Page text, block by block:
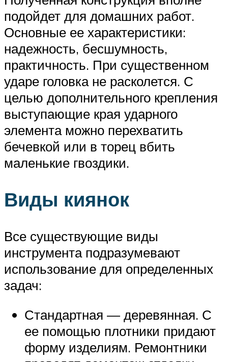
подойдет для домашних работ.
Основные ее характеристики:
надежность, бесшумность,
практичность. При существенном
ударе головка не расколется. С
целью дополнительного крепления
выступающие края ударного
элемента можно перехватить
бечевкой или в торец вбить
маленькие гвоздики.
Виды киянок
Все существующие виды
инструмента подразумевают
использование для определенных
задач:
Стандартная — деревянная. С
ее помощью плотники придают
форму изделиям. Ремонтники